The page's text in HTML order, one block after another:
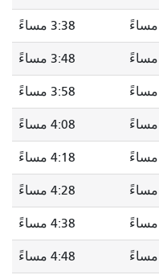
3:38 مساءً
3:48 مساءً
3:58 مساءً
4:08 مساءً
4:18 مساءً
4:28 مساءً
4:38 مساءً
4:48 مساءً